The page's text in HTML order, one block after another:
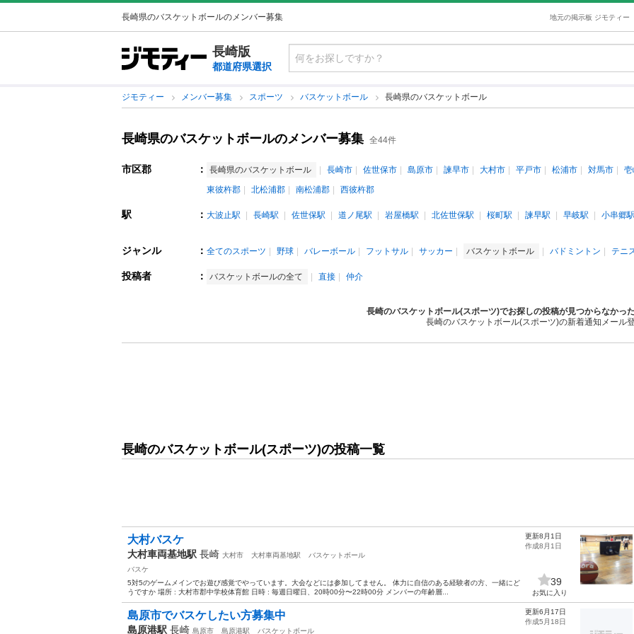
長崎県のバスケットボールのメンバー募集 地元の掲示板 ジモティー
長崎版
都道府県選択
ジモティー メンバー募集 スポーツ バスケットボール 長崎県のバスケットボール
長崎県のバスケットボールのメンバー募集 全44件
市区郡 ： 長崎県のバスケットボール 長崎市 佐世保市 島原市 諫早市 大村市 平戸市 松浦市 対馬市
東彼杵郡
北松浦郡 南松浦郡 西彼杵郡
駅 ： 大波止駅 長崎駅 佐世保駅 道ノ尾駅 岩屋橋駅 北佐世保駅 桜町駅 諫早駅 早岐駅 小串郷
ジャンル ： 全てのスポーツ 野球 バレーボール フットサル サッカー バスケットボール バドミントン テニ
投稿者 ： バスケットボールの全て 直接 仲介
長崎のバスケットボール(スポーツ)でお探しの投稿が見つからなかっ
長崎のバスケットボール(スポーツ)の新着通知メール
長崎のバスケットボール(スポーツ)の投稿一覧
大村バスケ
大村車両基地駅 長崎 大村市 大村車両基地駅
バスケットボール
バスケ
5対5のゲームメインでお遊び感覚でやっています。大会などには参加してません。 体力に自信のある経験者の方、一緒にど
うですか 場所 : 大村市郡中学校体育館 日時 : 毎週日曜日、20時00分〜22時00分 メンバーの年齢層...
更新8月1日
作成8月1日
39
お気に入り
島原市でバスケしたい方募集中
島原港駅 長崎 島原市 島原港駅 バスケットボール
更新6月17日
作成5月18日